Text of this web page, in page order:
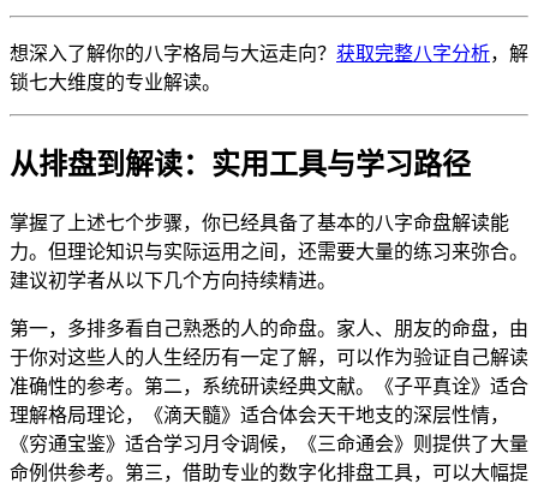
想深入了解你的八字格局与大运走向？ 获取完整八字分析，解
锁七大维度的专业解读。
从排盘到解读：实用工具与学习路径
掌握了上述七个步骤，你已经具备了基本的八字命盘解读能
力。但理论知识与实际运用之间，还需要大量的练习来弥合。
建议初学者从以下几个方向持续精进。
第一，多排多看自己熟悉的人的命盘。家人、朋友的命盘，由
于你对这些人的人生经历有一定了解，可以作为验证自己解读
准确性的参考。第二，系统研读经典文献。《子平真诠》适合
理解格局理论，《滴天髓》适合体会天干地支的深层性情，
《穷通宝鉴》适合学习月令调候，《三命通会》则提供了大量
命例供参考。第三，借助专业的数字化排盘工具，可以大幅提